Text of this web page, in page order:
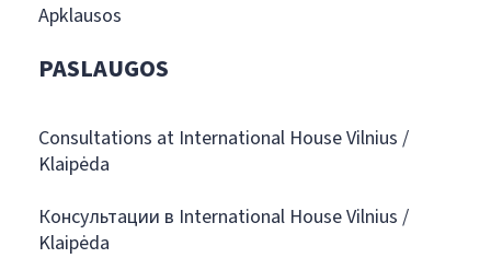
Apklausos
PASLAUGOS
Consultations at International House Vilnius /
Klaipėda
Консультации в International House Vilnius /
Klaipėda